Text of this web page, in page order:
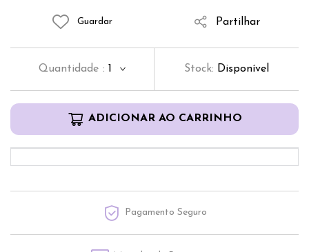
Guardar Partilhar
Quantidade : 1 Stock: Disponível
ADICIONAR AO CARRINHO
Pagamento Seguro